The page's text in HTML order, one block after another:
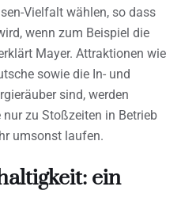
Vielfalt wählen, so dass
wenn zum Beispiel die
Mayer. Attraktionen wie
sowie die In- und
sind, werden
zu Stoßzeiten in Betrieb
umsonst laufen.
ein